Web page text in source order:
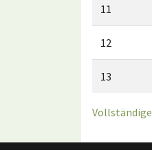
11
12
13